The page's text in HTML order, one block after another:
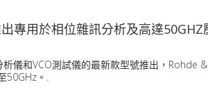
專用於相位雜訊分析及高達
析儀和VCO測試儀的最新款型號推出，Rohde
50GHz。.